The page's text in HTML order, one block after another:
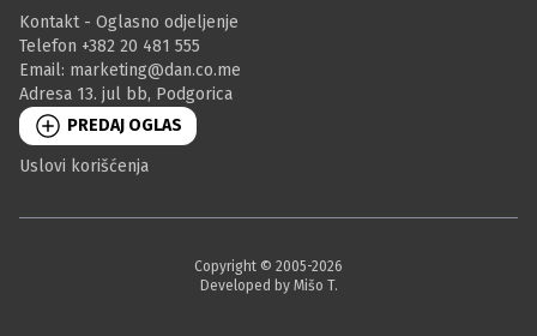
Kontakt - Oglasno odjeljenje
Telefon +382 20 481 555
Email: marketing@dan.co.me
Adresa 13. jul bb, Podgorica
PREDAJ OGLAS
Uslovi korišćenja
Copyright © 2005-2026
Developed by Mišo T.